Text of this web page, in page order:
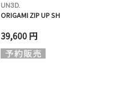
UN3D.
ORIGAMI ZIP UP SH
39,600 円